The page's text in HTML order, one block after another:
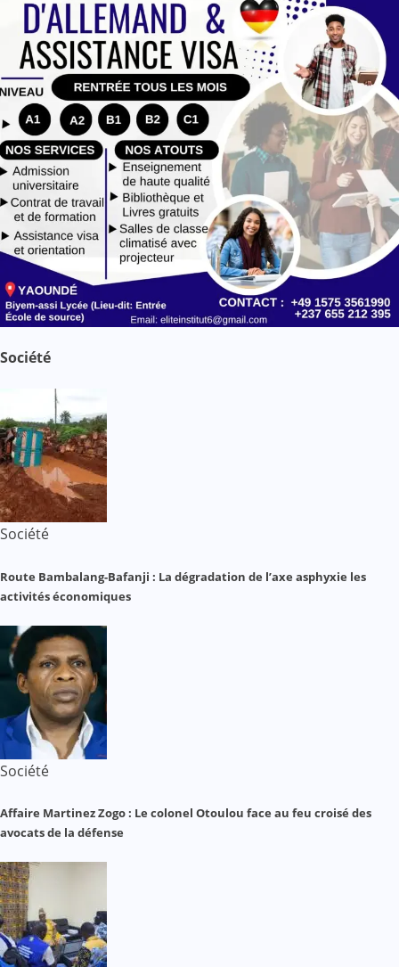
Société
Société
Route Bambalang-Bafanji : La dégradation de l’axe asphyxie les
activités économiques
Société
Affaire Martinez Zogo : Le colonel Otoulou face au feu croisé des
avocats de la défense